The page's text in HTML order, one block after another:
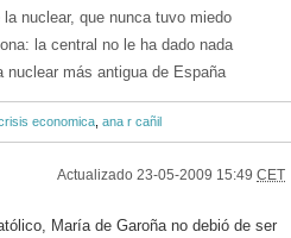
nuclear, que nunca tuvo miedo
la central no le ha dado nada
nuclear más antigua de España
economica ana r cañil
Actualizado 23-05-2009 15:49 CET
María de Garoña no debió de ser